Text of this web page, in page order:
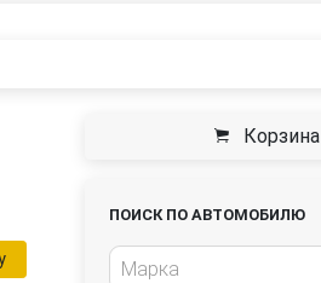
Корзина
ПОИСК ПО АВТОМОБИЛЮ
Марка